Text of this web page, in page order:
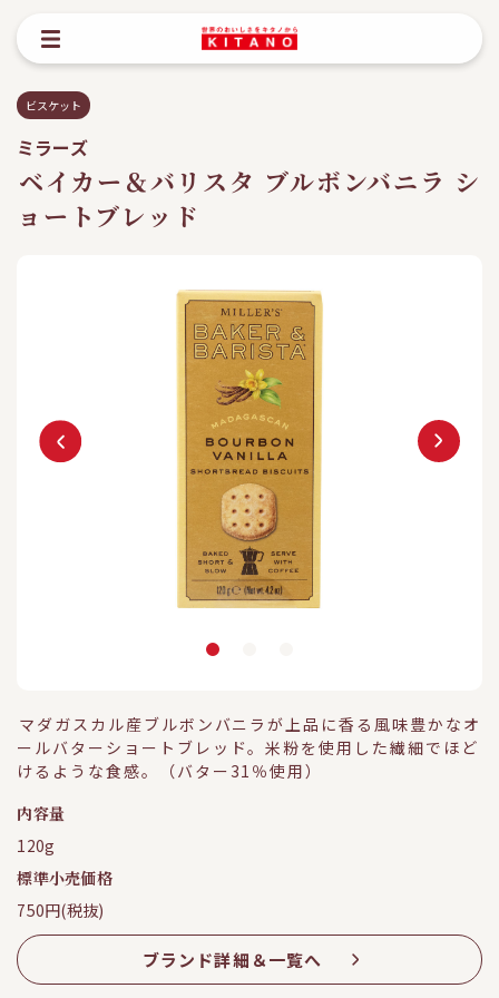
ビスケット
ミラーズ
ベイカー＆バリスタ ブルボンバニラ シ
ョートブレッド
マダガスカル産ブルボンバニラが上品に香る風味豊かなオ
ールバターショートブレッド。米粉を使用した繊細でほど
けるような食感。（バター31％使用）
内容量
120g
標準小売価格
750円(税抜)
ブランド詳細＆一覧へ